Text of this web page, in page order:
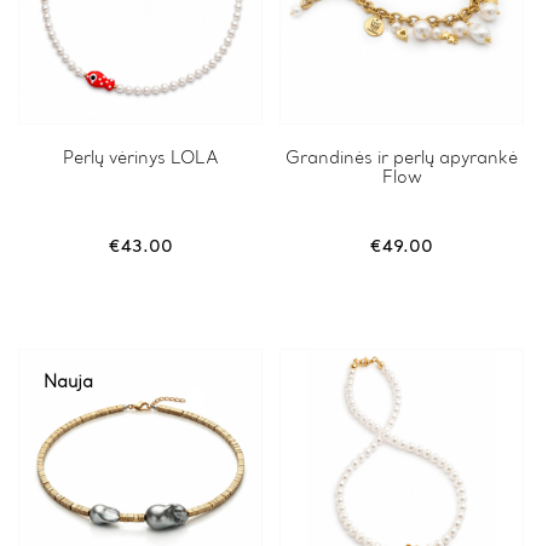
Perlų vėrinys LOLA
€43.00
Grandinės ir perlų apyrankė
Flow
€49.00
Nauja